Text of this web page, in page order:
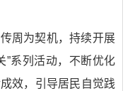
周为契机，持续开展
”系列活动，不断优化
效，引导居民自觉践